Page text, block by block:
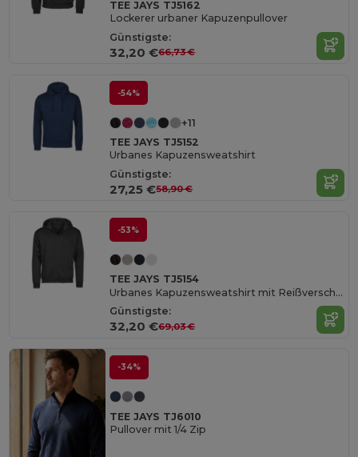
TEE JAYS TJ5162
Lockerer urbaner Kapuzenpullover
Günstigste:
32,20 €66,73 €
-54%
+11
TEE JAYS TJ5152
Urbanes Kapuzensweatshirt
Günstigste:
27,25 €58,90 €
-53%
TEE JAYS TJ5154
Urbanes Kapuzensweatshirt mit Reißverschluss
Günstigste:
32,20 €69,03 €
-34%
TEE JAYS TJ6010
Pullover mit 1/4 Zip